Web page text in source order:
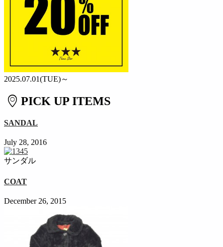
2025.07.01(TUE)～
PICK UP ITEMS
SANDAL
July 28, 2016
サンダル
COAT
December 26, 2015